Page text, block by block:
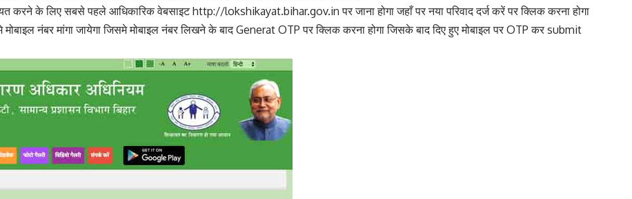
करने के लिए सबसे पहले आधिकारिक वेबसाइटhttp://lokshikayat.bihar.gov.in पर जाना होगा जहाँ पर नया परिवाद दर्ज करें पर क्लिक करना होगा
नंबर मांगा जायेगा जिसमे मोबाइल नंबर लिखने के बाद Generat OTP पर क्लिक करना होगा जिसके बाद दिए हुए मोबाइल पर OTP कर submit